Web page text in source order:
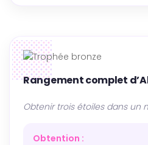
Rangement complet
Obtenir trois étoiles dans un
Obtention :